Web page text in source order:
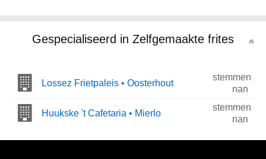
Gespecialiseerd in Zelfgemaakte frites
Lossez Frietpaleis • Oosterhout
stemmen
nan
Huukske 't Cafetaria • Mierlo
stemmen
nan